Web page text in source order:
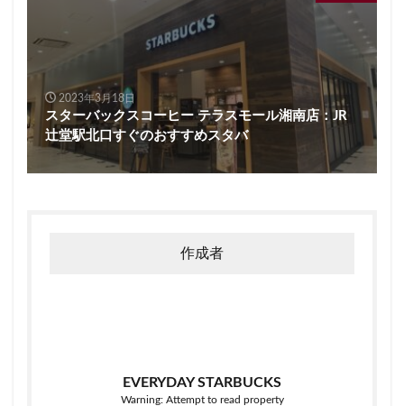
2023年3月18日
スターバックスコーヒー テラスモール湘南店：JR
辻堂駅北口すぐのおすすめスタバ
作成者
EVERYDAY STARBUCKS
Warning: Attempt to read property